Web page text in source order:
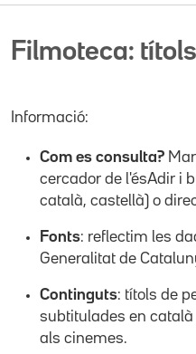
Filmoteca:
Informació:
Com es consulta?
cercador de l'ésAdir i
català, castellà) o
Fonts: reflectim les
Generalitat de
Continguts: títols de
subtitulades en català
als cinemes.